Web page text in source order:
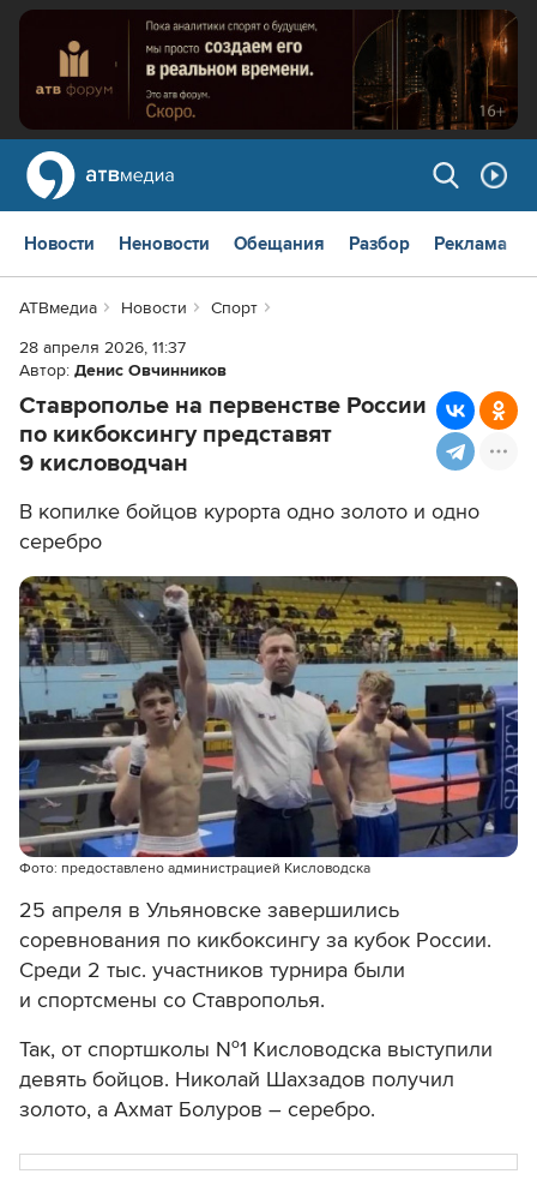
Новости Неновости Обещания Разбор Реклама
АТВмедиа Новости
Спорт
28 апреля 2026, 11:37
Автор: Денис Овчинников
Ставрополье на первенстве России
по кикбоксингу представят
9 кисловодчан
В копилке бойцов курорта одно золото и одно
серебро
Фото: предоставлено администрацией Кисловодска
25 апреля в Ульяновске завершились
соревнования по кикбоксингу за кубок России.
Среди 2 тыс. участников турнира были
и спортсмены со Ставрополья.
Так, от спортшколы №1 Кисловодска выступили
девять бойцов. Николай Шахзадов получил
золото, а Ахмат Болуров – серебро.